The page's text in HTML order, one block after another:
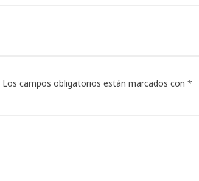
Los campos obligatorios están marcados con *